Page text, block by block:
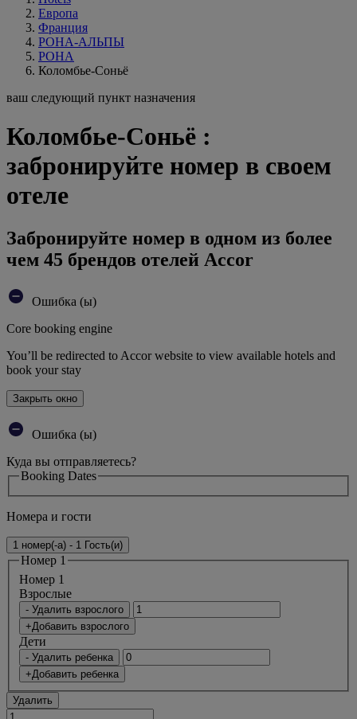
Европа
Франция
РОНА-АЛЬПЫ
РОНА
Коломбье-Соньё
ваш следующий пункт назначения
Коломбье-Соньё :
забронируйте номер в своем
отеле
Забронируйте номер в одном из более
чем 45 брендов отелей Accor
Ошибка (ы)
Core booking engine
You’ll be redirected to Accor website to view available hotels and
book your stay
Закрыть окно
Ошибка (ы)
Куда вы отправляетесь?
Booking Dates
Номера и гости
1 номер(-а) - 1 Гость(и)
Номер 1
Номер 1
Bзрослые
- Удалить взрослого
+Добавить взрослого
Дети
- Удалить ребенка
+Добавить ребенка
Удалить